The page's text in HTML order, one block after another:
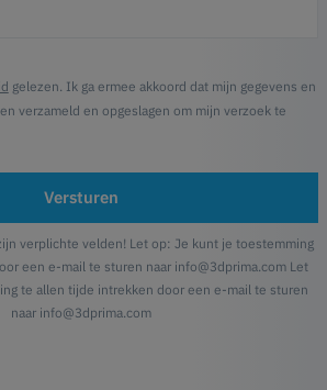
gelezen. Ik ga ermee akkoord dat mijn gegevens en
verzameld en opgeslagen om mijn verzoek te
Versturen
verplichte velden! Let op: Je kunt je toestemming
een e-mail te sturen naar info@3dprima.com Let
te allen tijde intrekken door een e-mail te sturen
naar info@3dprima.com